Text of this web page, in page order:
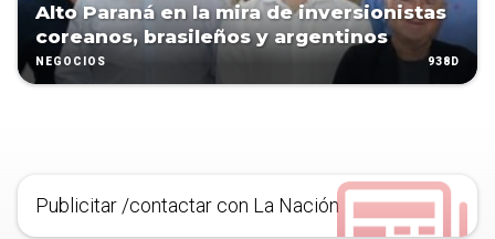
Alto Paraná en la mira de inversionistas
coreanos, brasileños y argentinos
NEGOCIOS 938D
Publicitar /contactar con La Nación